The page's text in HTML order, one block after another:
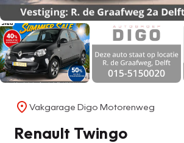
Vakgarage Digo Motorenweg
Renault Twingo